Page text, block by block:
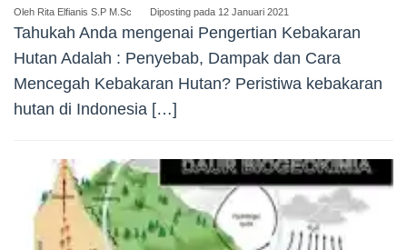
Oleh Rita Elfianis S.P M.Sc Diposting pada 12 Januari 2021
Tahukah Anda mengenai Pengertian Kebakaran
Hutan Adalah : Penyebab, Dampak dan Cara
Mencegah Kebakaran Hutan? Peristiwa kebakaran
hutan di Indonesia […]